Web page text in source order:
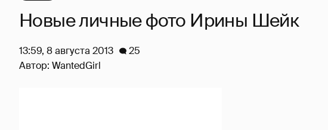
Новые личные фото Ирины Шейк
13:59, 8 августа 2013
25
Автор: WantedGirl